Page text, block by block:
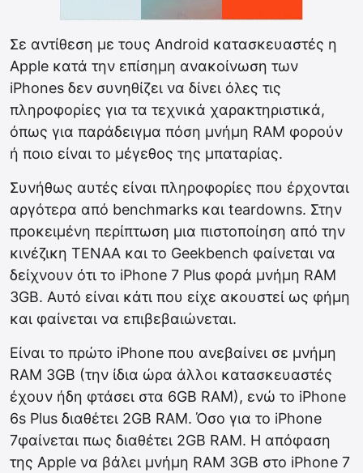
Σε αντίθεση με τους Android κατασκευαστές η
Apple κατά την επίσημη ανακοίνωση των
iPhones δεν συνηθίζει να δίνει όλες τις
πληροφορίες για τα τεχνικά χαρακτηριστικά,
όπως για παράδειγμα πόση μνήμη RAM φορούν
ή ποιο είναι το μέγεθος της μπαταρίας.
Συνήθως αυτές είναι πληροφορίες που έρχονται
αργότερα από benchmarks και teardowns. Στην
προκειμένη περίπτωση μια πιστοποίηση από την
κινέζικη ΤΕΝΑΑ και το Geekbench φαίνεται να
δείχνουν ότι το iPhone 7 Plus φορά μνήμη RAM
3GB. Αυτό είναι κάτι που είχε ακουστεί ως φήμη
και φαίνεται να επιβεβαιώνεται.
Είναι το πρώτο iPhone που ανεβαίνει σε μνήμη
RAM 3GB (την ίδια ώρα άλλοι κατασκευαστές
έχουν ήδη φτάσει στα 6GB RAM), ενώ το iPhone
6s Plus διαθέτει 2GB RAM. Όσο για το iPhone
7φαίνεται πως διαθέτει 2GB RAM. Η απόφαση
της Apple να βάλει μνήμη RAM 3GB στο iPhone 7